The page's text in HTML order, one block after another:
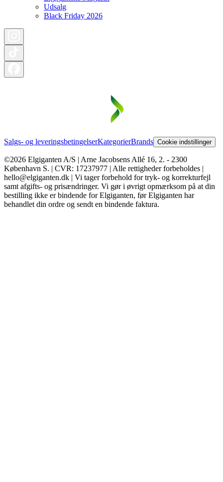
Udsalg
Black Friday 2026
Salgs- og leveringsbetingelserKategorierBrands Cookie indstillinger
©2026 Elgiganten A/S | Arne Jacobsens Allé 16, 2. - 2300
København S. | CVR: 17237977 | Alle rettigheder forbeholdes |
hello@elgiganten.dk | Vi tager forbehold for tryk- og korrekturfejl
samt afgifts- og prisændringer. Vi gør i øvrigt opmærksom på at din
bestilling ikke er bindende for Elgiganten, før Elgiganten har
behandlet din ordre og sendt en bindende faktura.